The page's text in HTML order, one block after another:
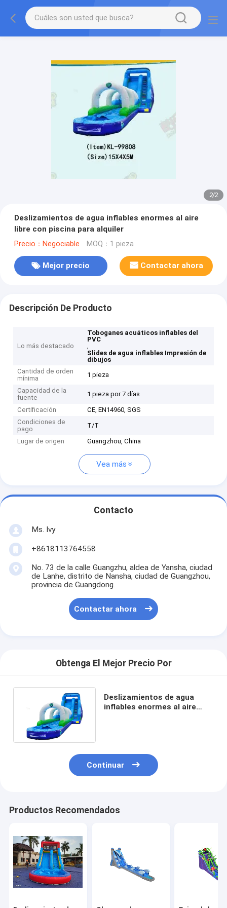
2/2
Deslizamientos de agua inflables enormes al aire
libre con piscina para alquiler
Precio：Negociable MOQ：1 pieza
Mejor precio Contactar ahora
Descripción De Producto
Lo más destacado
Toboganes acuáticos inflables del
PVC
,
Slides de agua inflables Impresión de
dibujos
Cantidad de orden
mínima
1 pieza
Capacidad de la
fuente
1 pieza por 7 días
Certificación
CE, EN14960, SGS
Condiciones de
pago
T/T
Lugar de origen Guangzhou, China
Vea más
Contacto
Ms. Ivy
+8618113764558
No. 73 de la calle Guangzhu, aldea de Yansha, ciudad
de Lanhe, distrito de Nansha, ciudad de Guangzhou,
provincia de Guangdong.
Contactar ahora
Obtenga El Mejor Precio Por
Deslizamientos de agua
inflables enormes al aire
Continuar
Productos Recomendados